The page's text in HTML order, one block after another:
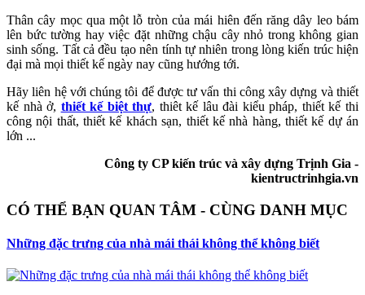
Thân cây mọc qua một lỗ tròn của mái hiên đến răng dây leo bám
lên bức tường hay việc đặt những chậu cây nhỏ trong không gian
sinh sống. Tất cả đều tạo nên tính tự nhiên trong lòng kiến trúc hiện
đại mà mọi thiết kế ngày nay cũng hướng tới.
Hãy liên hệ với chúng tôi để được tư vấn thi công xây dựng và thiết
kế nhà ở, thiết kế biệt thự, thiêt kế lâu đài kiểu pháp, thiết kế thi
công nội thất, thiết kế khách sạn, thiết kế nhà hàng, thiết kế dự án
lớn ...
Công ty CP kiến trúc và xây dựng Trịnh Gia -
kientructrinhgia.vn
CÓ THỂ BẠN QUAN TÂM - CÙNG DANH MỤC
Những đặc trưng của nhà mái thái không thể không biết